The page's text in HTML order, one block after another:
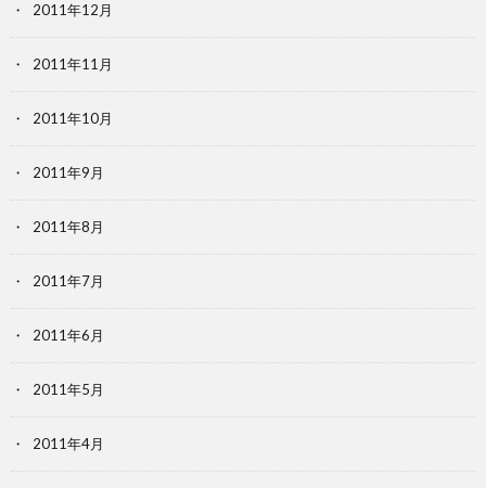
2011年12月
2011年11月
2011年10月
2011年9月
2011年8月
2011年7月
2011年6月
2011年5月
2011年4月